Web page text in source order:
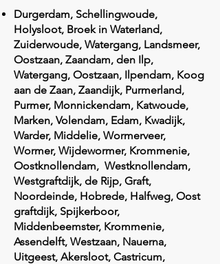
Durgerdam, Schellingwoude,
Holysloot, Broek in Waterland,
Zuiderwoude, Watergang, Landsmeer,
Oostzaan, Zaandam, den Ilp,
Watergang, Oostzaan, Ilpendam, Koog
aan de Zaan, Zaandijk, Purmerland,
Purmer, Monnickendam, Katwoude,
Marken, Volendam, Edam, Kwadijk,
Warder, Middelie, Wormerveer,
Wormer, Wijdewormer, Krommenie,
Oostknollendam, Westknollendam,
Westgraftdijk, de Rijp, Graft,
Noordeinde, Hobrede, Halfweg, Oost
graftdijk, Spijkerboor,
Middenbeemster, Krommenie,
Assendelft, Westzaan, Nauerna,
Uitgeest, Akersloot, Castricum,